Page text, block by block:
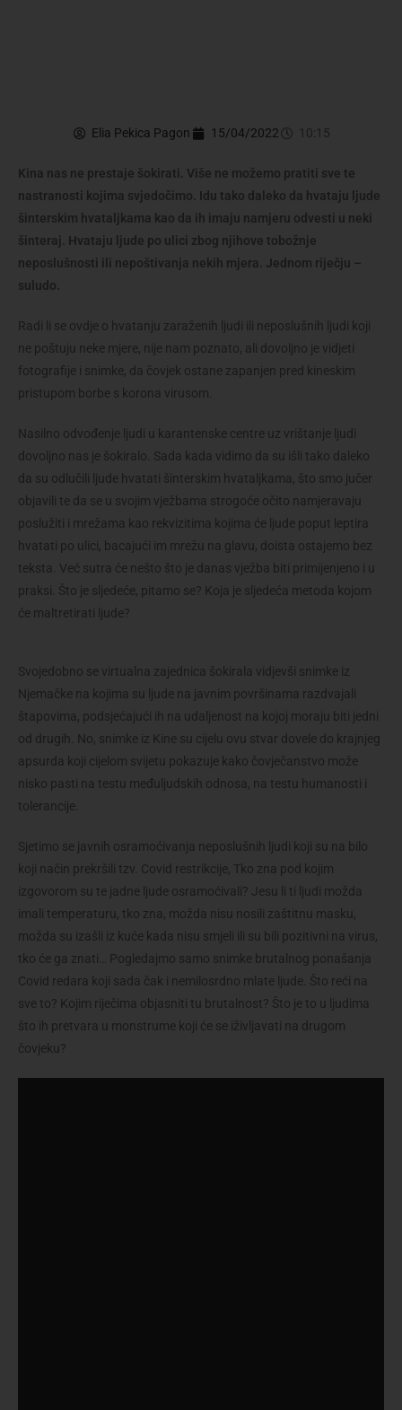
Elia Pekica Pagon 15/04/2022 10:15
Kina nas ne prestaje šokirati. Više ne možemo pratiti sve te
nastranosti kojima svjedočimo. Idu tako daleko da hvataju ljude
šinterskim hvataljkama kao da ih imaju namjeru odvesti u neki
šinteraj. Hvataju ljude po ulici zbog njihove tobožnje
neposlušnosti ili nepoštivanja nekih mjera. Jednom riječju –
suludo.
Radi li se ovdje o hvatanju zaraženih ljudi ili neposlušnih ljudi koji
ne poštuju neke mjere, nije nam poznato, ali dovoljno je vidjeti
fotografije i snimke, da čovjek ostane zapanjen pred kineskim
pristupom borbe s korona virusom.
Nasilno odvođenje ljudi u karantenske centre uz vrištanje ljudi
dovoljno nas je šokiralo. Sada kada vidimo da su išli tako daleko
da su odlučili ljude hvatati šinterskim hvataljkama, što smo jučer
objavili te da se u svojim vježbama strogoće očito namjeravaju
poslužiti i mrežama kao rekvizitima kojima će ljude poput leptira
hvatati po ulici, bacajući im mrežu na glavu, doista ostajemo bez
teksta. Već sutra će nešto što je danas vježba biti primijenjeno i u
praksi. Što je sljedeće, pitamo se? Koja je sljedeća metoda kojom
će maltretirati ljude?
Svojedobno se virtualna zajednica šokirala vidjevši snimke iz
Njemačke na kojima su ljude na javnim površinama razdvajali
štapovima, podsjećajući ih na udaljenost na kojoj moraju biti jedni
od drugih. No, snimke iz Kine su cijelu ovu stvar dovele do krajnjeg
apsurda koji cijelom svijetu pokazuje kako čovječanstvo može
nisko pasti na testu međuljudskih odnosa, na testu humanosti i
tolerancije.
Sjetimo se javnih osramoćivanja neposlušnih ljudi koji su na bilo
koji način prekršili tzv. Covid restrikcije, Tko zna pod kojim
izgovorom su te jadne ljude osramoćivali? Jesu li ti ljudi možda
imali temperaturu, tko zna, možda nisu nosili zaštitnu masku,
možda su izašli iz kuće kada nisu smjeli ili su bili pozitivni na virus,
tko će ga znati… Pogledajmo samo snimke brutalnog ponašanja
Covid redara koji sada čak i nemilosrdno mlate ljude. Što reći na
sve to? Kojim riječima objasniti tu brutalnost? Što je to u ljudima
što ih pretvara u monstrume koji će se iživljavati na drugom
čovjeku?